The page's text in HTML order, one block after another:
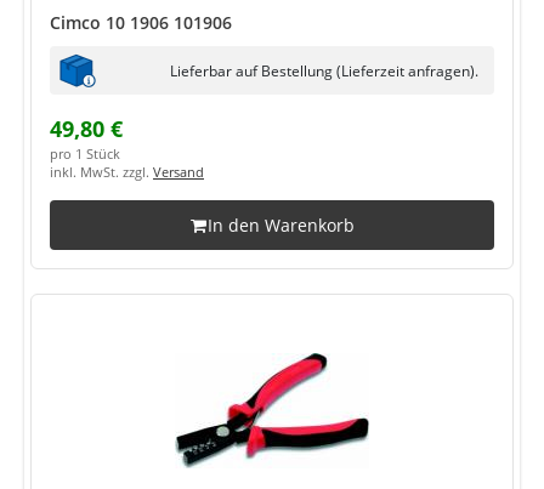
Cimco 10 1906 101906
Lieferbar auf Bestellung (Lieferzeit anfragen).
49,80 €
pro 1 Stück
inkl. MwSt. zzgl. Versand
In den Warenkorb